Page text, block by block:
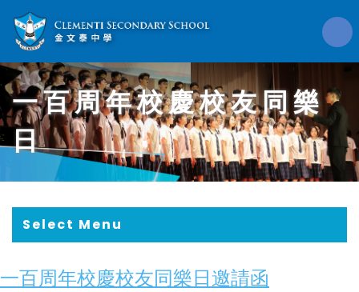
一百周年校慶校友同樂
日
Select Menu
一百周年校慶校友同樂日邀請函